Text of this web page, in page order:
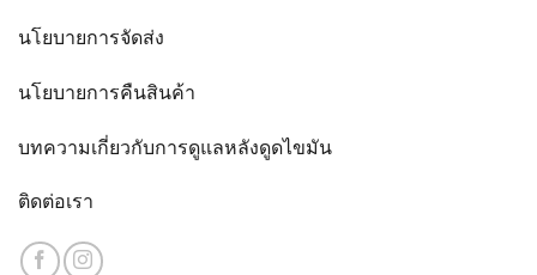
นโยบายการจัดส่ง
นโยบายการคืนสินค้า
บทความเกี่ยวกับการดูแลหลังดูดไขมัน
ติดต่อเรา